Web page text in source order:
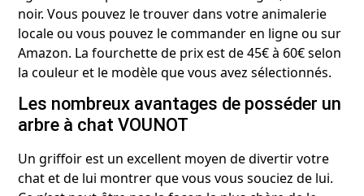
noir. Vous pouvez le trouver dans votre animalerie
locale ou vous pouvez le commander en ligne ou sur
Amazon. La fourchette de prix est de 45€ à 60€ selon
la couleur et le modèle que vous avez sélectionnés.
Les nombreux avantages de posséder un
arbre à chat VOUNOT
Un griffoir est un excellent moyen de divertir votre
chat et de lui montrer que vous vous souciez de lui.